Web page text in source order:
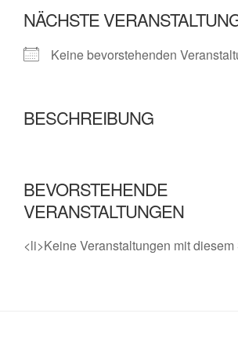
NÄCHSTE
Keine bevorstehenden
BESCHREIBUNG
BEVORSTEHENDE
VERANSTALTUNGEN
<li>Keine Veranstaltungen mit